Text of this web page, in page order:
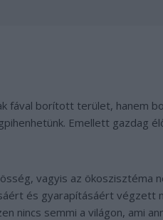
fával borított terület, hanem
Emellett gazdag
vagyis az ökoszisztéma
és gyarapításáért végzett
nincs semmi a világon, ami